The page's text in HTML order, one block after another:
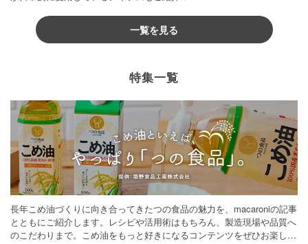
一覧を見る
特集一覧
長年こめ油づくりに向き合ってきたつの食品の魅力を、macaroniの記事
とともにご紹介します。レシピや活用術はもちろん、製造現場や品質へ
のこだわりまで。こめ油をもっと好きになるコンテンツをぜひお楽しみ